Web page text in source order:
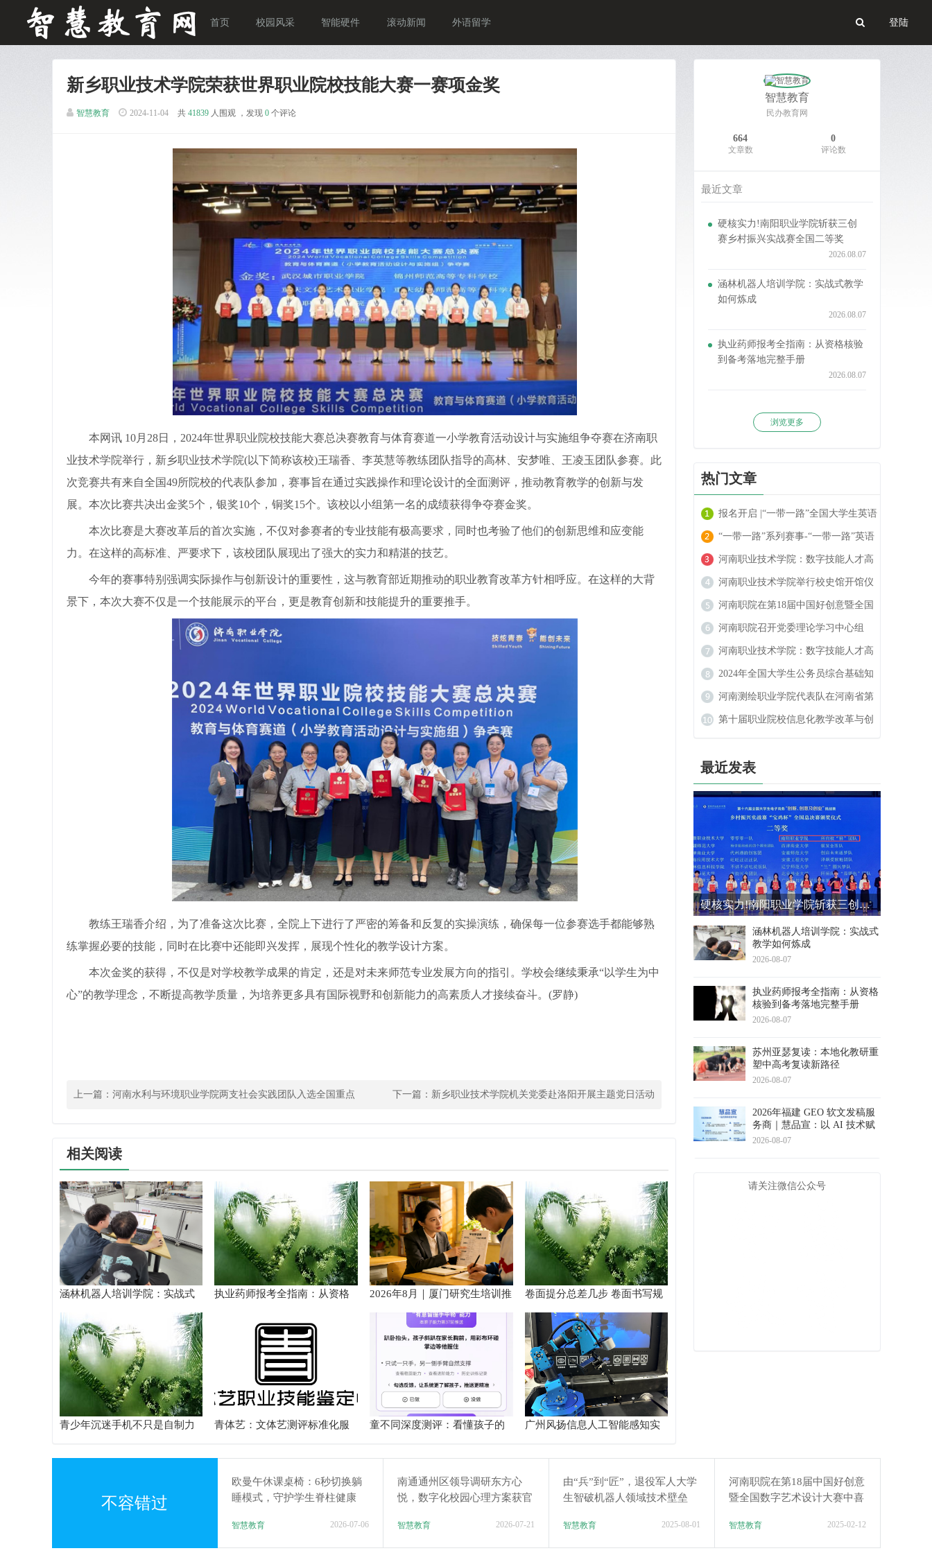
首页 校园风采 智能硬件 滚动新闻 外语留学 登陆
新乡职业技术学院荣获世界职业院校技能大赛一赛项金奖
智慧教育 2024-11-04 共 41839 人围观 ，发现 0 个评论
本网讯 10月28日，2024年世界职业院校技能大赛总决赛教育与体育赛道一小学教育活动设计与实施组争夺赛在济南职
业技术学院举行，新乡职业技术学院(以下简称该校)王瑞香、李英慧等教练团队指导的高林、安梦唯、王凌玉团队参赛。此
次竞赛共有来自全国49所院校的代表队参加，赛事旨在通过实践操作和理论设计的全面测评，推动教育教学的创新与发
展。本次比赛共决出金奖5个，银奖10个，铜奖15个。该校以小组第一名的成绩获得争夺赛金奖。
本次比赛是大赛改革后的首次实施，不仅对参赛者的专业技能有极高要求，同时也考验了他们的创新思维和应变能
力。在这样的高标准、严要求下，该校团队展现出了强大的实力和精湛的技艺。
今年的赛事特别强调实际操作与创新设计的重要性，这与教育部近期推动的职业教育改革方针相呼应。在这样的大背
景下，本次大赛不仅是一个技能展示的平台，更是教育创新和技能提升的重要推手。
教练王瑞香介绍，为了准备这次比赛，全院上下进行了严密的筹备和反复的实操演练，确保每一位参赛选手都能够熟
练掌握必要的技能，同时在比赛中还能即兴发挥，展现个性化的教学设计方案。
本次金奖的获得，不仅是对学校教学成果的肯定，还是对未来师范专业发展方向的指引。学校会继续秉承“以学生为中
心”的教学理念，不断提高教学质量，为培养更多具有国际视野和创新能力的高素质人才接续奋斗。(罗静)
上一篇： 河南水利与环境职业学院两支社会实践团队入选全国重点 下一篇： 新乡职业技术学院机关党委赴洛阳开展主题党日活动
相关阅读
涵林机器人培训学院：实战式
教学如何炼成
执业药师报考全指南：从资格
2026年8月｜厦门研究生培训推
荐
卷面提分总差几步 卷面书写规
范以团体标准给出系统解题路
径
青少年沉迷手机不只是自制力
根源
青体艺：文体艺测评标准化服
童不同深度测评：看懂孩子的
广州风扬信息人工智能感知实
智慧教育
民办教育网
664
文章数
0
评论数
最近文章
硬核实力!南阳职业学院斩获三创
赛乡村振兴实战赛全国二等奖
2026.08.07
涵林机器人培训学院：实战式教学
如何炼成
2026.08.07
执业药师报考全指南：从资格核验
到备考落地完整手册
2026.08.07
浏览更多
热门文章
报名开启 |“一带一路”全国大学生英语
阅读大赛火热进行中！
“一带一路”系列赛事-“一带一路”英语
翻译大赛报名开启！
河南职业技术学院：数字技能人才高
地的崛起
河南职业技术学院举行校史馆开馆仪
式
河南职院在第18届中国好创意暨全国
数字艺术设计大赛中喜获佳绩
河南职院召开党委理论学习中心组
（扩大）民族宗教工作专题学习会
河南职业技术学院：数字技能人才高
地的崛起
2024年全国大学生公务员综合基础知
识大赛
河南测绘职业学院代表队在河南省第
二届学生定向锦标赛中斩获佳绩
第十届职业院校信息化教学改革与创
最近发表
硬核实力!南阳职业学院斩获三创赛乡村振兴实战赛全国二等奖
涵林机器人培训学院：实战式
教学如何炼成
2026-08-07
执业药师报考全指南：从资格
核验到备考落地完整手册
2026-08-07
苏州亚瑟复读：本地化教研重
塑中高考复读新路径
2026-08-07
2026年福建 GEO 软文发稿服
务商｜慧品宣：以 AI 技术赋
能品牌全域传播
2026-08-07
请关注微信公众号
不容错过
欧曼午休课桌椅：6秒切换躺
睡模式，守护学生脊柱健康
智慧教育 2026-07-06
南通通州区领导调研东方心
悦，数字化校园心理方案获官
智慧教育 2026-07-21
由“兵”到“匠”，退役军人大学
生智破机器人领域技术壁垒
智慧教育 2025-08-01
河南职院在第18届中国好创意
暨全国数字艺术设计大赛中喜
智慧教育 2025-02-12